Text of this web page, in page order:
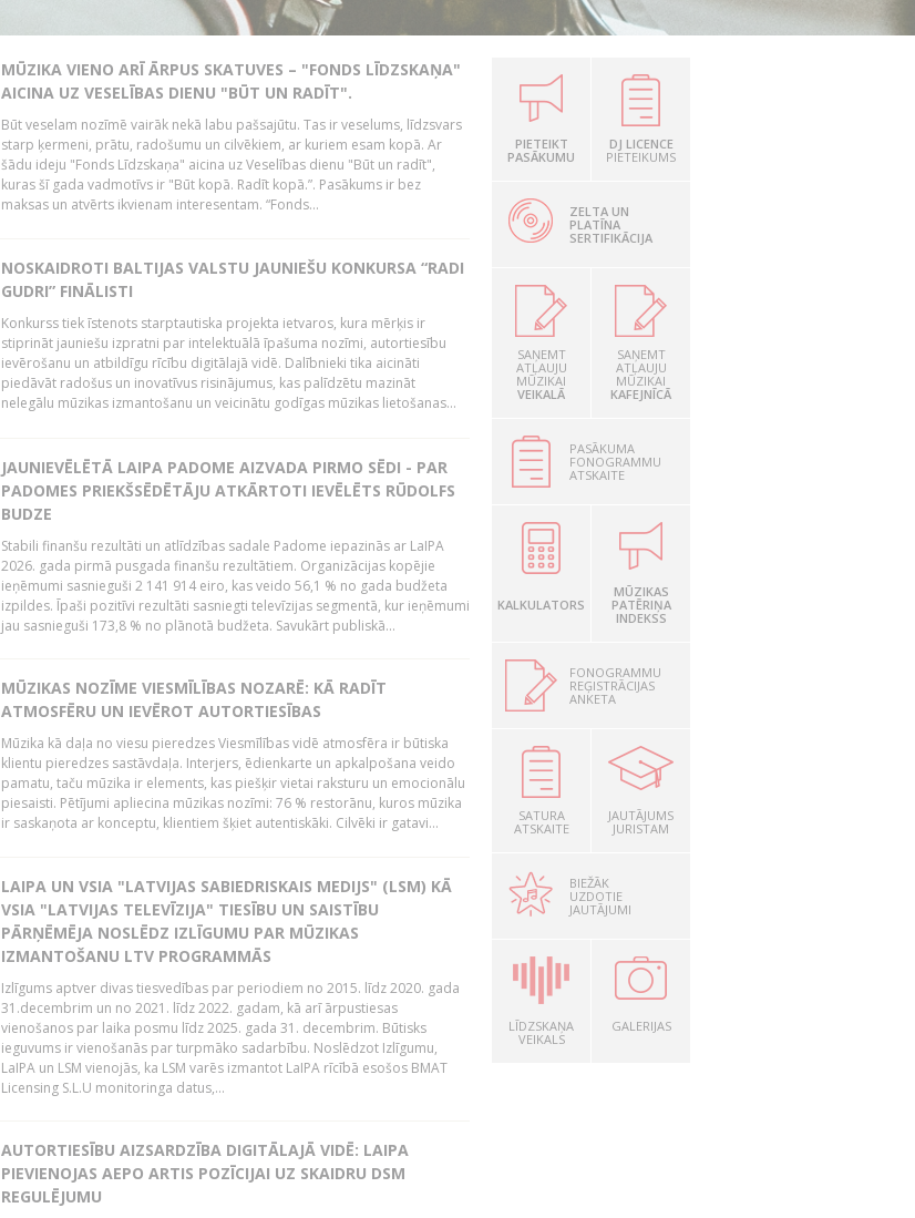
MŪZIKA VIENO ARĪ ĀRPUS SKATUVES – "FONDS LĪDZSKAŅA"
AICINA UZ VESELĪBAS DIENU "BŪT UN RADĪT".
Būt veselam nozīmē vairāk nekā labu pašsajūtu. Tas ir veselums, līdzsvars
starp ķermeni, prātu, radošumu un cilvēkiem, ar kuriem esam kopā. Ar
šādu ideju "Fonds Līdzskaņa" aicina uz Veselības dienu "Būt un radīt",
kuras šī gada vadmotīvs ir "Būt kopā. Radīt kopā.”. Pasākums ir bez
maksas un atvērts ikvienam interesentam. “Fonds...
NOSKAIDROTI BALTIJAS VALSTU JAUNIEŠU KONKURSA “RADI
GUDRI” FINĀLISTI
Konkurss tiek īstenots starptautiska projekta ietvaros, kura mērķis ir
stiprināt jauniešu izpratni par intelektuālā īpašuma nozīmi, autortiesību
ievērošanu un atbildīgu rīcību digitālajā vidē. Dalībnieki tika aicināti
piedāvāt radošus un inovatīvus risinājumus, kas palīdzētu mazināt
nelegālu mūzikas izmantošanu un veicinātu godīgas mūzikas lietošanas...
JAUNIEVĒLĒTĀ LAIPA PADOME AIZVADA PIRMO SĒDI - PAR
PADOMES PRIEKŠSĒDĒTĀJU ATKĀRTOTI IEVĒLĒTS RŪDOLFS
BUDZE
Stabili finanšu rezultāti un atlīdzības sadale Padome iepazinās ar LaIPA
2026. gada pirmā pusgada finanšu rezultātiem. Organizācijas kopējie
ieņēmumi sasnieguši 2 141 914 eiro, kas veido 56,1 % no gada budžeta
izpildes. Īpaši pozitīvi rezultāti sasniegti televīzijas segmentā, kur ieņēmumi
jau sasnieguši 173,8 % no plānotā budžeta. Savukārt publiskā...
MŪZIKAS NOZĪME VIESMĪLĪBAS NOZARĒ: KĀ RADĪT
ATMOSFĒRU UN IEVĒROT AUTORTIESĪBAS
Mūzika kā daļa no viesu pieredzes Viesmīlības vidē atmosfēra ir būtiska
klientu pieredzes sastāvdaļa. Interjers, ēdienkarte un apkalpošana veido
pamatu, taču mūzika ir elements, kas piešķir vietai raksturu un emocionālu
piesaisti. Pētījumi apliecina mūzikas nozīmi: 76 % restorānu, kuros mūzika
ir saskaņota ar konceptu, klientiem šķiet autentiskāki. Cilvēki ir gatavi...
LAIPA UN VSIA "LATVIJAS SABIEDRISKAIS MEDIJS" (LSM) KĀ
VSIA "LATVIJAS TELEVĪZIJA" TIESĪBU UN SAISTĪBU
PĀRŅĒMĒJA NOSLĒDZ IZLĪGUMU PAR MŪZIKAS
IZMANTOŠANU LTV PROGRAMMĀS
Izlīgums aptver divas tiesvedības par periodiem no 2015. līdz 2020. gada
31.decembrim un no 2021. līdz 2022. gadam, kā arī ārpustiesas
vienošanos par laika posmu līdz 2025. gada 31. decembrim. Būtisks
ieguvums ir vienošanās par turpmāko sadarbību. Noslēdzot Izlīgumu,
LaIPA un LSM vienojās, ka LSM varēs izmantot LaIPA rīcībā esošos BMAT
Licensing S.L.U monitoringa datus,...
AUTORTIESĪBU AIZSARDZĪBA DIGITĀLAJĀ VIDĒ: LAIPA
PIEVIENOJAS AEPO ARTIS POZĪCIJAI UZ SKAIDRU DSM
REGULĒJUMU
PIETEIKT
PASĀKUMU
DJ LICENCE
PIETEIKUMS
ZELTA UN
PLATĪNA
SERTIFIKĀCIJA
SAŅEMT
ATĻAUJU
MŪZIKAI
VEIKALĀ
SAŅEMT
ATĻAUJU
MŪZIKAI
KAFEJNĪCĀ
PASĀKUMA
FONOGRAMMU
ATSKAITE
KALKULATORS
MŪZIKAS
PATĒRIŅA
INDEKSS
FONOGRAMMU
REĢISTRĀCIJAS
ANKETA
SATURA
ATSKAITE
JAUTĀJUMS
JURISTAM
BIEŽĀK
UZDOTIE
JAUTĀJUMI
LĪDZSKAŅA
VEIKALS
GALERIJAS